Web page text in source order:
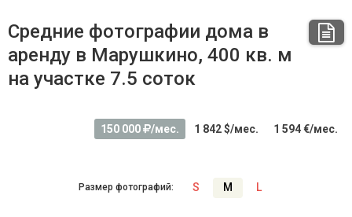
Средние фотографии дома в
аренду в Марушкино, 400 кв. м
на участке 7.5 соток
150 000 /мес. 1 842 $/мес. 1 594 €/мес.
Размер фотографий: S M L